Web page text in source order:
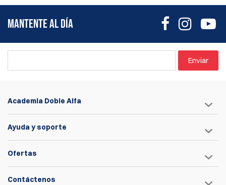
MANTENTE AL DÍA
Enviar
Academia Doble Alfa
Ayuda y soporte
Ofertas
Contáctenos